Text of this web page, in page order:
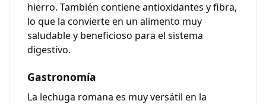
hierro. También contiene antioxidantes y fibra,
lo que la convierte en un alimento muy
saludable y beneficioso para el sistema
digestivo.
Gastronomía
La lechuga romana es muy versátil en la